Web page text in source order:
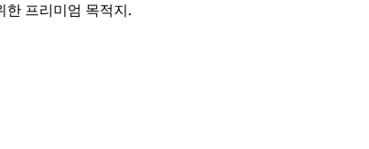
프리미엄 목적지.